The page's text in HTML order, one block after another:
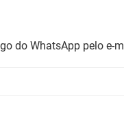
do WhatsApp pelo e-